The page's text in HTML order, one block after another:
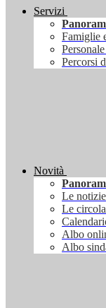
Servizi
Famiglie
Percorsi
Novità
Le notizie
Le
Albo
Albo